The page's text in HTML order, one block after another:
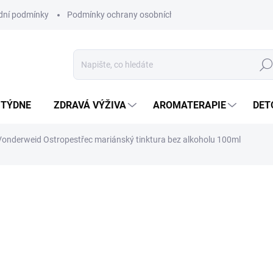
podmínky Podmínky ochrany osobních údajů
ZDRAVÁ VÝŽIVA AROMATERAPIE
Ostropestřec mariánský tinktura bez alkoholu 100ml